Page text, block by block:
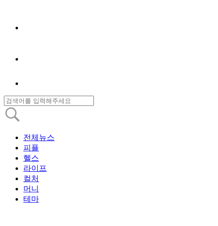
전체뉴스
피플
헬스
라이프
컬처
머니
테마